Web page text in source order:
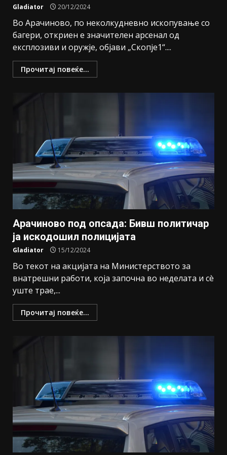
Gladiator 20/12/2024
Во Арачиново, по неколкудневно ископување со
багери, откриен е значителен арсенал од
експлозиви и оружје, објави „Скопје1“....
Прочитај повеќе...
Арачиново под опсада: Бивш политичар
ја искодошил полицијата
Gladiator 15/12/2024
Во текот на акцијата на Министерството за
внатрешни работи, која започна во неделата и сè
уште трае,...
Прочитај повеќе...